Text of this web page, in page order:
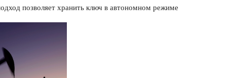
позволяет хранить ключ в автономном режиме.